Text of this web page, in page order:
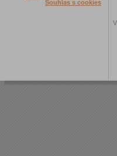
Souhlas s cookies